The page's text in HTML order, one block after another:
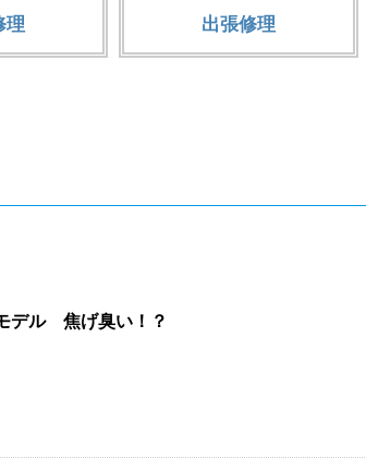
理 出張修理
デル 焦げ臭い！？